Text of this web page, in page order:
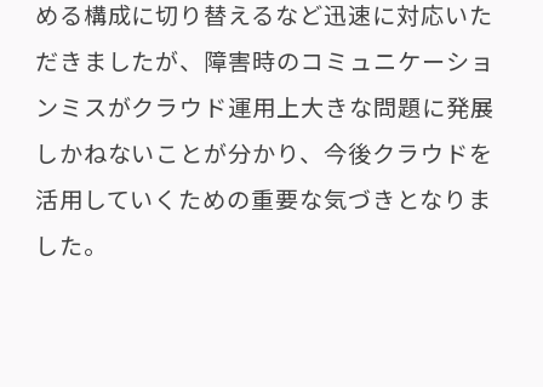
める構成に切り替えるなど迅速に対応いた
だきましたが、障害時のコミュニケーショ
ンミスがクラウド運用上大きな問題に発展
しかねないことが分かり、今後クラウドを
活用していくための重要な気づきとなりま
した。